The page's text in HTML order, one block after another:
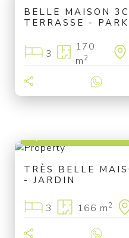
BELLE MAISON
TERRASSE -
3
170
m2
TRÈS BELLE
- JARDIN
3 166 m2